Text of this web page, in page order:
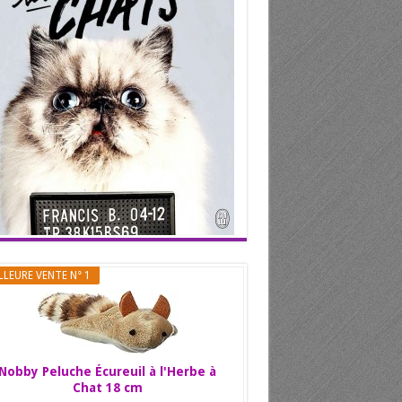
VENTE N° 1
Peluche Écureuil à l'Herbe à
Chat 18 cm